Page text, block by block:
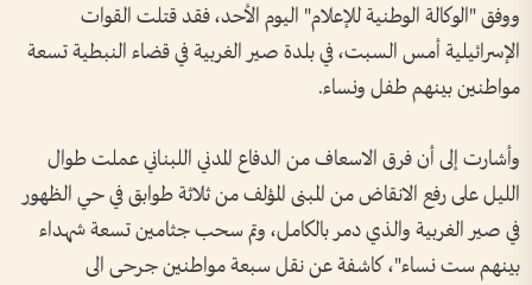
ووفق "الوكالة الوطنية للإعلام" اليوم الأحد، فقد قتلت القوات
الإسرائيلية أمس السبت، في بلدة صير الغربية في قضاء النبطية تسعة
مواطنين بينهم طفل ونساء.
وأشارت إلى أن فرق الاسعاف من الدفاع المدني اللبناني عملت طوال
الليل على رفع الانقاض من المبنى المؤلف من ثلاثة طوابق في حي الظهور
في صير الغربية والذي دمر بالكامل، وتم سحب جثامين تسعة شهداء
بينهم ست نساء"، كاشفة عن نقل سبعة مواطنين جرحى الى